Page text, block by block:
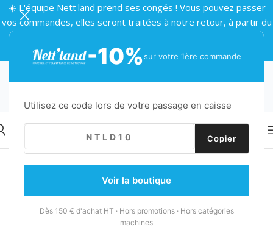
-10%sur votre 1ère commande
Utilisez ce code lors de votre passage en caisse
Copier
Voir la boutique
Dès 150 € d'achat HT · Hors promotions · Hors catégories
machines
☀️ L'équipe Nett'land prend ses congés ! Vous pouvez passer
vos commandes, elles seront traitées à notre retour, à partir du